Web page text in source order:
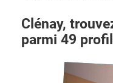
Clénay,
parmi 49